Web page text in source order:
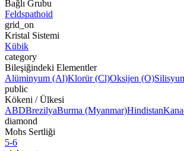
Bağlı Grubu
Feldspathoid
grid_on
Kristal Sistemi
Kübik
category
Bileşiğindeki Elementler
Alüminyum (Al)Klorür (Cl)Oksijen (O)
public
Kökeni / Ülkesi
ABDBrezilyaBurma (Myanmar)Hindistan
diamond
Mohs Sertliği
5-6